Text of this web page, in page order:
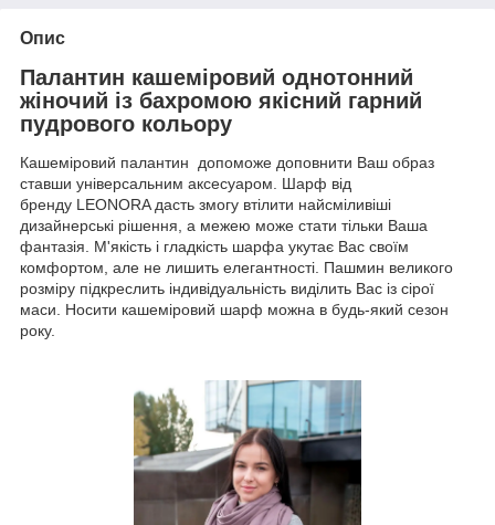
Опис
Палантин кашеміровий однотонний
жіночий із бахромою якісний гарний
пудрового кольору
Кашеміровий палантин допоможе доповнити Ваш образ
ставши універсальним аксесуаром. Шарф від
бренду LEONORA дасть змогу втілити найсміливіші
дизайнерські рішення, а межею може стати тільки Ваша
фантазія. М'якість і гладкість шарфа укутає Вас своїм
комфортом, але не лишить елегантності. Пашмин великого
розміру підкреслить індивідуальність виділить Вас із сірої
маси. Носити кашеміровий шарф можна в будь-який сезон
року.